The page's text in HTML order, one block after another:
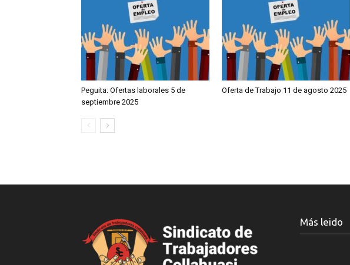
Peguita: Ofertas laborales 5 de
septiembre 2025
Oferta de Trabajo 11 de agosto 2025
Más leido